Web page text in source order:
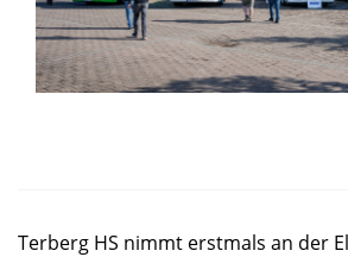
Terberg HS nimmt erstmals an der